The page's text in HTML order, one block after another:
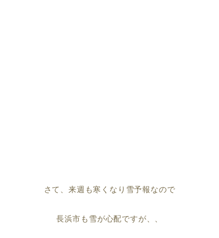
さて、来週も寒くなり雪予報なので
長浜市も雪が心配ですが、、